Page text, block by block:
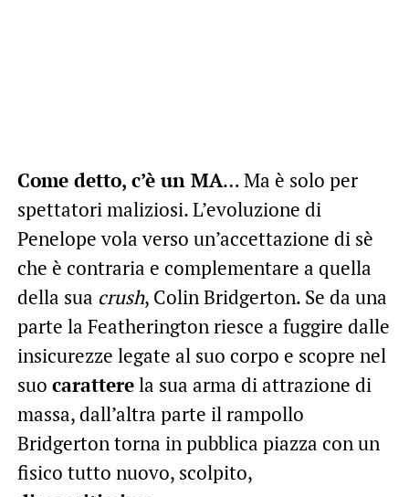
Come detto, c’è un MA… Ma è solo per
spettatori maliziosi. L’evoluzione di
Penelope vola verso un’accettazione di sè
che è contraria e complementare a quella
della sua crush, Colin Bridgerton. Se da una
parte la Featherington riesce a fuggire dalle
insicurezze legate al suo corpo e scopre nel
suo caratterela sua arma di attrazione di
massa, dall’altra parte il rampollo
Bridgerton torna in pubblica piazza con un
fisico tutto nuovo, scolpito,